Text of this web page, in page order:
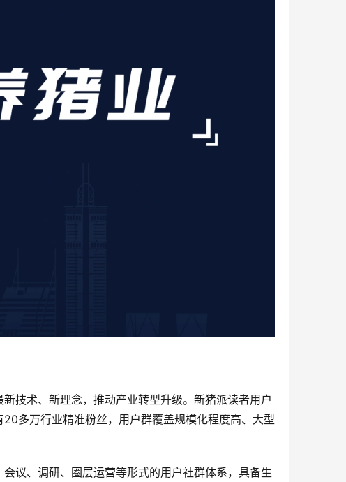
技术、新理念，推动产业转型升级。新猪派读者用户
多万行业精准粉丝，用户群覆盖规模化程度高、大型
议、调研、圈层运营等形式的用户社群体系，具备生